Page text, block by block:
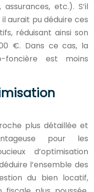
etc.). S’il
aurait pu déduire ces
réduisant ainsi son
€. Dans ce cas, la
foncière est moins
plus détaillée et
pour les
d’optimisation
l’ensemble des
du bien locatif,